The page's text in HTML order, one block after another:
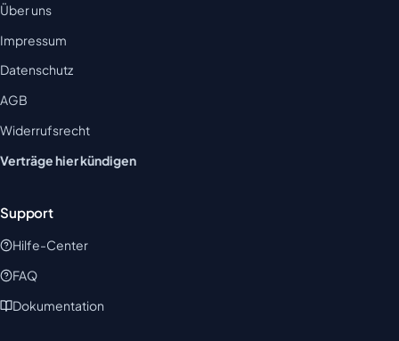
Über uns
Impressum
Datenschutz
AGB
Widerrufsrecht
Verträge hier kündigen
Support
Hilfe-Center
FAQ
Dokumentation